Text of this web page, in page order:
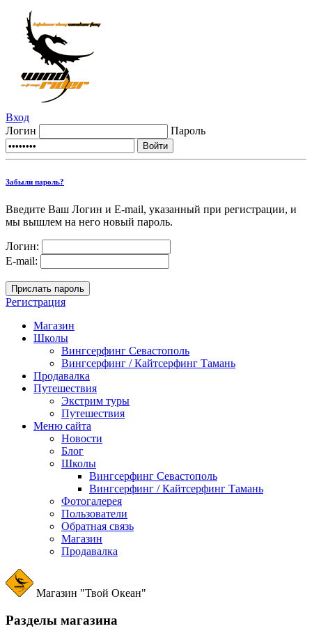
Вход
Логин
Пароль
Забыли пароль?
Введите Ваш Логин и E-mail, указанный при регистрации, и
мы вышлем на него новый пароль.
Логин:
E-mail:
Регистрация
Магазин
Школы
Вингсерфинг Севастополь
Вингсерфинг / Кайтсерфинг Тамань
Продавалка
Путешествия
Экстрим туры
Путешествия
Меню сайта
Новости
Блог
Школы
Вингсерфинг Севастополь
Вингсерфинг / Кайтсерфинг Тамань
Фотогалерея
Пользователи
Обратная связь
Магазин
Продавалка
Магазин "Твой Океан"
Разделы магазина